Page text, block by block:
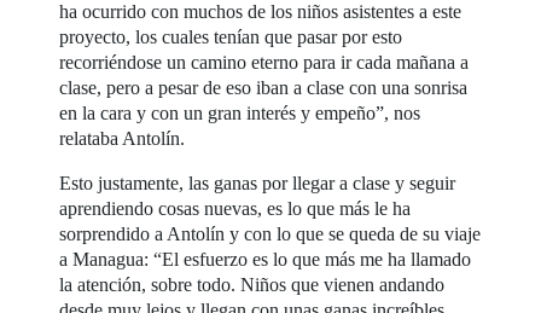
ha ocurrido con muchos de los niños asistentes a este
proyecto, los cuales tenían que pasar por esto
recorriéndose un camino eterno para ir cada mañana a
clase, pero a pesar de eso iban a clase con una sonrisa
en la cara y con un gran interés y empeño”, nos
relataba Antolín.
Esto justamente, las ganas por llegar a clase y seguir
aprendiendo cosas nuevas, es lo que más le ha
sorprendido a Antolín y con lo que se queda de su viaje
a Managua: “El esfuerzo es lo que más me ha llamado
la atención, sobre todo. Niños que vienen andando